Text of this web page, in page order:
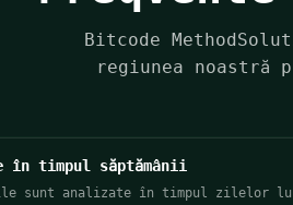
Bitcode
regiunea noastră
în timpul săptămânii
sunt analizate în timpul zilelor